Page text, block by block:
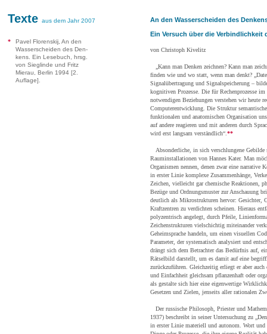
Texte aus dem Jahr 2007
An den Wasserscheiden des
Ein Versuch über die Verbindlichkeit
*
Pavel Florenskij, An den
Wasserscheiden des Den-
kens. Ein Lesebuch, hrsg.
von Sieglinde und Fritz
Mierau, Berlin 1994 [2.
Auflage].
von Christoph Kivelitz
„Kann man Denken zeichnen? Kann man
finden wie und wo statt, wenn man denkt?
Signalübertragung und Signalspeicherung –
kognitiven Prozesse. Die für Rechenprozesse
notwendigen Beziehungen verstehen wir heute
Computerentwicklung. Die Struktur
funktionalen und anatomischen Organisation
auf andere reagieren und mit anderen durch
wird erst langsam verständlich“. **
Absonderliche, in sich verschlungene Gebilde
Rauminstallationen von Hannes Kater. Man
Organismen nennen, denen zwar eine narrative
in erster Linie komplexe Zusammenhänge,
Zeichen, vielleicht gar chemische Reaktionen,
Bezüge und Ordnungsmuster zur Anschauung
deutlich als Mikrostrukturen hervor: Gesichter,
Kraftzentren zu verdichten scheinen. Hieraus
polyzentrisch angelegt, durch Pfeile,
Zeichenstrukturen vielschichtig miteinander
Geheimsprache handeln, um einen visuellen
Parameter, der systematisch analysiert und
drängt sich dem Betrachter das Bedürfnis auf,
Rätselbild darstellt, um es damit auf eine
zurückzuführen. Gleichzeitig erliegt er aber
und Einfachheit gleichsam pflanzenhaft oder
als gestalte sich hier eine eigenwertige
Gesetzen und Zielen, jenseits aller rationalen
Der russische Philosoph, Priester und
1937) beschreibt in seiner Untersuchung zu
in erster Linie materiell und autonom. Wort